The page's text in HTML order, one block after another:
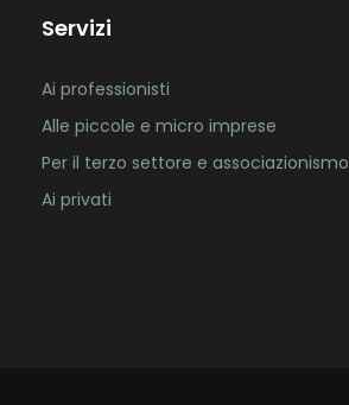
Servizi
Ai professionisti
Alle piccole e micro imprese
Per il terzo settore e associazionismo
Ai privati